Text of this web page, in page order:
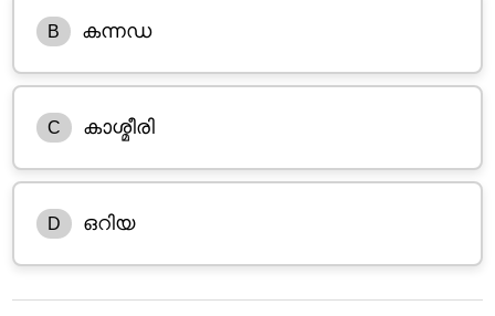
B കന്നഡ
C കാശ്മീരി
D ഒറിയ